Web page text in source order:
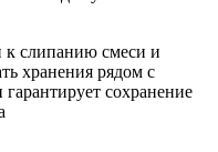
к слипанию смеси и
хранения рядом с
гарантирует сохранение